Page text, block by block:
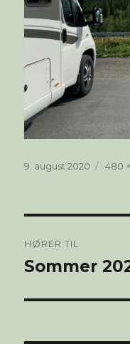
Publisert
9. august 2020
Full
480
HØRER TIL
Sommer